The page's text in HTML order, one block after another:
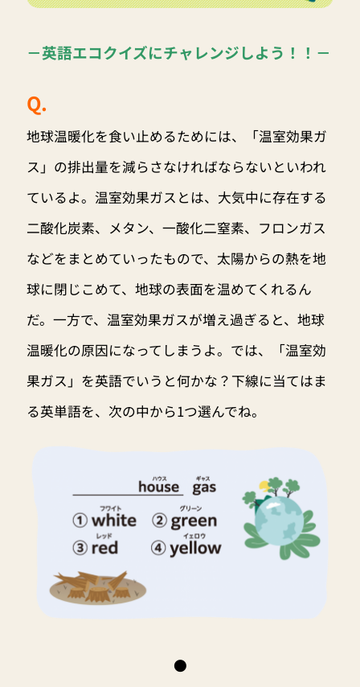
－英語エコクイズにチャレンジしよう！！－
Q.
地球温暖化を食い止めるためには、「温室効果ガ
ス」の排出量を減らさなければならないといわれ
ているよ。温室効果ガスとは、大気中に存在する
二酸化炭素、メタン、一酸化二窒素、フロンガス
などをまとめていったもので、太陽からの熱を地
球に閉じこめて、地球の表面を温めてくれるん
だ。一方で、温室効果ガスが増え過ぎると、地球
温暖化の原因になってしまうよ。では、「温室効
果ガス」を英語でいうと何かな？下線に当てはま
る英単語を、次の中から1つ選んでね。
●